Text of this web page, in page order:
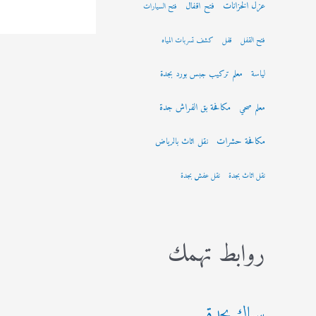
عزل الخزانات فتح اقفال فتح السيارات
فتح القفل قفل كشف تسربات المياه
لياسة معلم تركيب جبس بورد بجدة
معلم صحي مكافحة بق الفراش جدة
مكافحة حشرات نقل اثاث بالرياض
نقل اثاث بجدة نقل عفش بجدة
روابط تهمك